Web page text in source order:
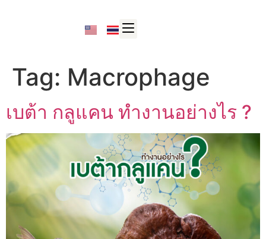
Tag: Macrophage
เบต้า กลูแคน ทำงานอย่างไร ?